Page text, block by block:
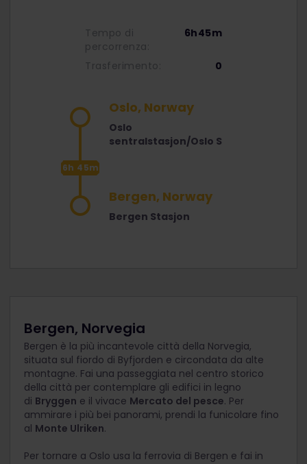
Tempo di
percorrenza:
6h45m
Trasferimento: 0
Oslo, Norway
Oslo
sentralstasjon/Oslo S
6h 45m
Bergen, Norway
Bergen Stasjon
Bergen, Norvegia
Bergen è la più incantevole città della Norvegia,
situata sul fiordo di Byfjorden e circondata da alte
montagne. Fai una passeggiata nel centro storico
della città per contemplare gli edifici in legno
di Bryggen e il vivace Mercato del pesce. Per
ammirare i più bei panorami, prendi la funicolare fino
al Monte Ulriken.
Per tornare a Oslo usa la ferrovia di Bergen e fai in